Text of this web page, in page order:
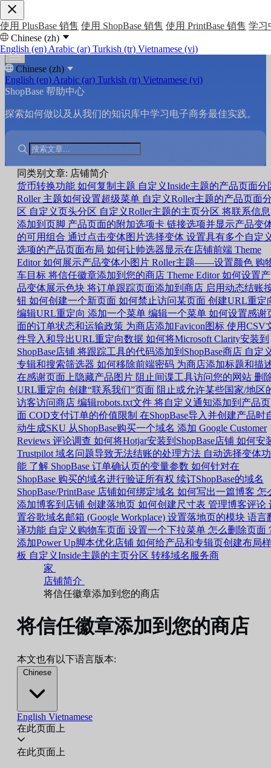
使用 PlusBase 销售 使用 ShopBase 销售 使用 PrintBase 销售 学习
Chinese (zh)
English (en) Arabic (ar) Turkish (tr) Vietnamese (vi)
Chinese (zh)
English (en) Arabic (ar) Turkish (tr) Vietnamese (vi)
ShopBase 帮助中心
探索如何做以及从我们的知识库中学习电子商务最佳实践。
同类别文章: 店铺简介
货币转换功能 如何复制主题 自定义Inside主题的产品页面分
Roller 主题如何设置超级菜单 自定义Roller主题的产品页面
区 自定义页头分区 自定义Roller主题的主页分区 将联系信息
添加到页脚 产品页面的附加选项卡 链接选项并显示产品变
的可用组合 通过点击变体图片选择变体 设置具有多个自定
选项的产品页面布局 如何让帅选器显示在店铺前端 Theme
Editor 如何展示产品变体小图片 Roller主题——设置颜色 购
车目标 将信任徽章添加到您的商店 Theme Editor 如何设置产
品变体展示色块 将订单跟踪页面添加到商店 启用动态结账
钮 如何创建一个新页面 如何禁止访问某页面 创建URL重定
编辑URL重定向 添加一个菜单 编辑一个菜单 如何设置感谢
面的订单状态和运输政策 为商店添加Favicon图标 使用CSV
件导入和导出URL重定向数据 如何将Microsoft Clarity安装到
ShopBase店铺 将跟踪工具的代码添加到ShopBase商店 自定
专辑和搜索筛选器 如何移除前端密码 为商店添加标题和描
在感谢页面上隐藏产品图片 阻止间谍工具访问您的网站 删
URL重定向 创建“联系我们”页面 阻止或允许某些国家/地区
访客访问商店 编辑robots.txt文件 将自定义通知添加到产品页
面 COD支付订单的价值限制 在ShopBase导入并创建产品时
动生成SKU 从ShopBase购买一个域名 添加 Google Customer
Reviews 评论调查 如何将Hotjar安装到ShopBase店铺 如何安
Trustpilot 域名问题导致无法结账的处理方法 自动选择变体功
能 了解 ShopBase 订单确认页的变量参数 如何针对在
ShopBase 购买的域名进行验证所有权 续订ShopBase的域名
ShopBase/PrintBase 店铺如何绑定域名 如何写出一篇博客 怎
添加博客到店铺 创建落地页 如何创建尺寸表 管理博客评论
置谷歌域名邮箱 (Google Workplace) 设置落地页的模块 语言
译功能 自定义购物车页面 设置一个下拉菜单 怎么删除页面
添加Power Up脚本优化店铺 如何给产品和专辑页创建布局样
板 自定义Inside主题的主页分区 转移域名服务商
家
店铺简介
将信任徽章添加到您的商店
将信任徽章添加到您的商店
本文也有以下语言版本:
Chinese
English Vietnamese
在此页面上
在此页面上